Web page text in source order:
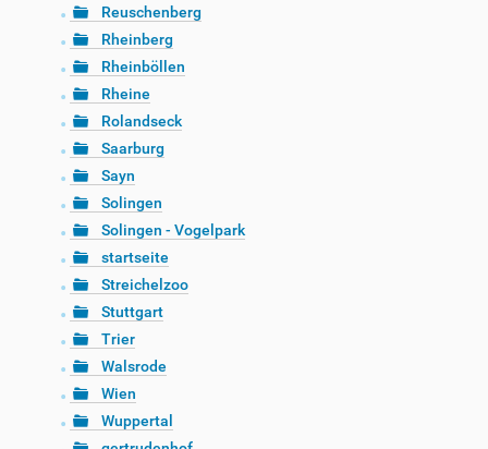
Reuschenberg
Rheinberg
Rheinböllen
Rheine
Rolandseck
Saarburg
Sayn
Solingen
Solingen - Vogelpark
startseite
Streichelzoo
Stuttgart
Trier
Walsrode
Wien
Wuppertal